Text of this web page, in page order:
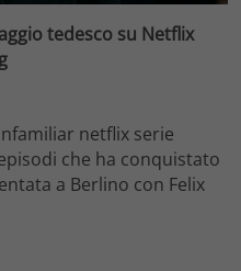
tedesco su Netflix
netflix serie
che ha conquistato
a Berlino con Felix